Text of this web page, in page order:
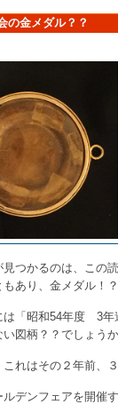
金メダル？？
つかるのは、この
あり、金メダル！
は「昭和54年度 3
図柄？？でしょう
れはその２年前、
デンフェアを開催